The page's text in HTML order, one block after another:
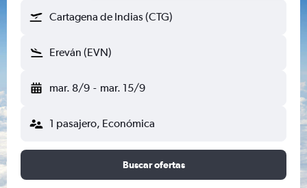
Cartagena de Indias (CTG)
Ereván (EVN)
mar. 8/9 - mar. 15/9
1 pasajero, Económica
Buscar ofertas